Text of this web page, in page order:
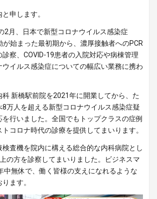
申します。
月、日本で新型コロナウイルス感染症
が始まった最初期から、濃厚接触者へのPCR
察、COVID-19患者の入院対応や病棟管理
ウイルス感染症についての幅広い業務に携わ
新橋駅前院を2021年に開業してから、た
8万人を超える新型コロナウイルス感染症疑
行いました。全国でもトップクラスの症例
コロナ時代の診療を提供してまいります。
査機を院内に構える総合的な内科病院とし
の方を診察してまいりました。ビジネスマ
中無休で、働く皆様の支えになれるような
ます。